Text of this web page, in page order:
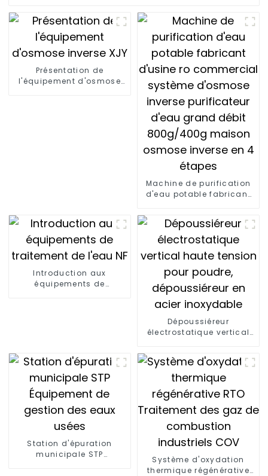
Présentation de
l'équipement d'osmose
Machine de purification
d'eau potable fabricant
inverse purificateur d'eau
grand débit 800g/400g
maison osmose inverse
en 4 étapes
Introduction aux
équipements de
Dépoussiéreur
électrostatique vertical
poudre, dépoussiéreur en
acier inoxydable
Station d'épuration
municipale STP
Système d'oxydation
thermique régénérative